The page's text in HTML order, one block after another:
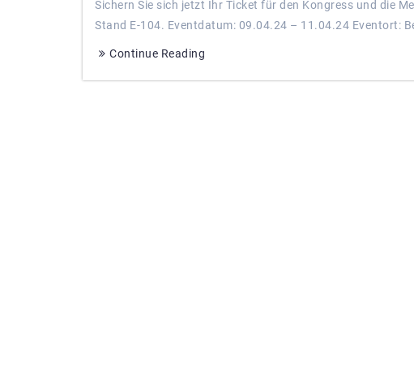
Sichern Sie sich jetzt Ihr Ticket für den Kongress und die
Stand E-104. Eventdatum: 09.04.24 – 11.04.24 Eventort:
Continue Reading